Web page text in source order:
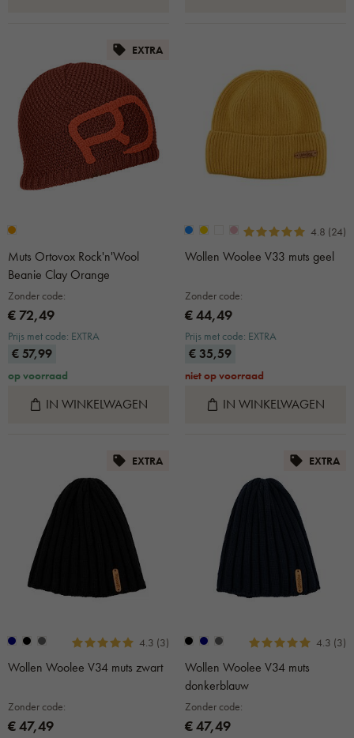
EXTRA
Muts Ortovox Rock'n'Wool
Beanie Clay Orange
Zonder code:
€ 72,49
Prijs met code: EXTRA
€ 57,99
op voorraad
IN WINKELWAGEN
4.8 (24)
Wollen Woolee V33 muts geel
Zonder code:
€ 44,49
Prijs met code: EXTRA
€ 35,59
niet op voorraad
IN WINKELWAGEN
EXTRA
4.3 (3)
Wollen Woolee V34 muts zwart
Zonder code:
€ 47,49
EXTRA
4.3 (3)
Wollen Woolee V34 muts
donkerblauw
Zonder code:
€ 47,49